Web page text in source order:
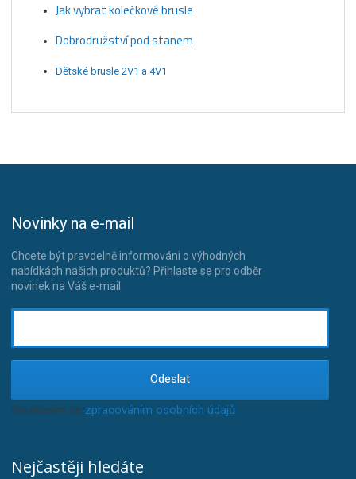
Jak vybrat kolečkové brusle
Dobrodružství pod stanem
Dětské brusle 2V1 a 4V1
Novinky na e-mail
Chcete být pravdelně informováni o výhodných
nabídkách našich produktů? Přihlaste se pro odběr
novinek na Váš e-mail
Odeslat
Souhlasím se zpracováním osobních údajů.
Nejčastěji hledáte